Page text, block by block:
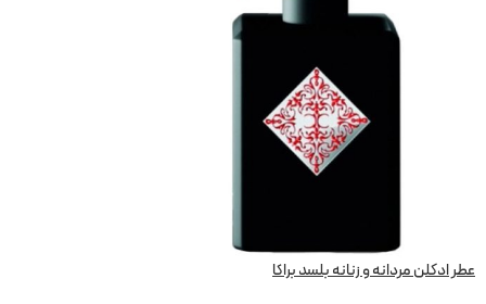
عطر ادکلن مردانه و زنانه بلسد براکا